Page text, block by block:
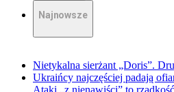
Najnowsze
Nietykalna sierżant „Doris”.
Ukraińcy najczęściej padają
Ataki „z nienawiści” to rzadkość